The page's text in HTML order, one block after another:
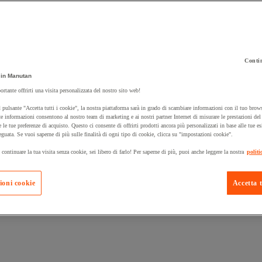
un prodotto:
Manutan Expert
Prodotti in
Manutan
offrirti una visita personalizzata del nostro sito web!
pulsante "Accetta tutti i cookie", la nostra piattaforma sarà in grado di scambiare informazioni con il tuo
informazioni consentono al nostro team di marketing e ai nostri partner Internet di misurare le prestazioni
le tue preferenze di acquisto. Questo ci consente di offrirti prodotti ancora più personalizzati in base alle tue
Se vuoi saperne di più sulle finalità di ogni tipo di cookie, clicca su "impostazioni cookie".
la tua visita senza cookie, sei libero di farlo! Per saperne di più, puoi anche leggere la nostra
Accetta
cookie